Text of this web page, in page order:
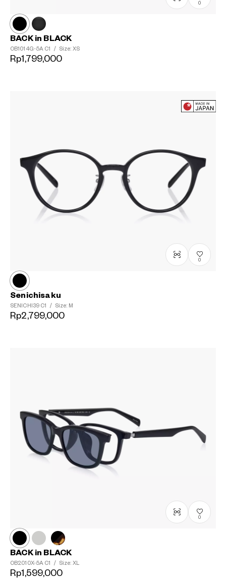
0
BACK in BLACK
OB1014G-5A C1 / Size: XS
Rp1,799,000
0
Senichisaku
SENICHI39 C1 / Size: M
Rp2,799,000
0
BACK in BLACK
OB2010X-5A C1 / Size: XL
Rp1,599,000